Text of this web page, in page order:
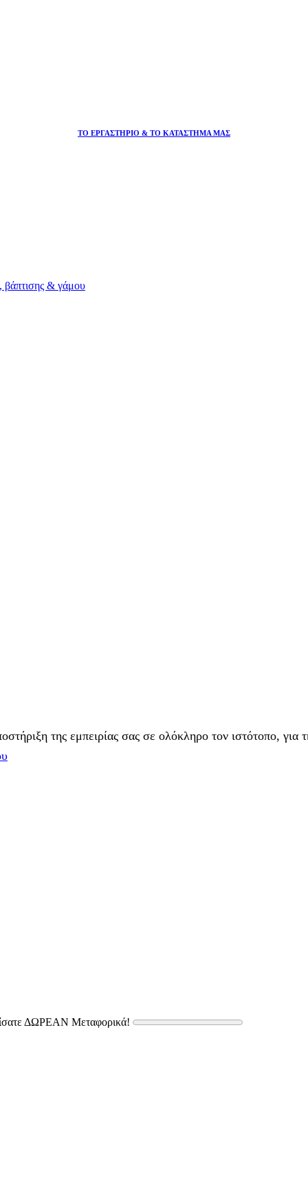
ΤΟ ΕΡΓΑΣΤΗΡΙΟ & ΤΟ ΚΑΤΑΣΤΗΜΑ ΜΑΣ
της εμπειρίας σας σε ολόκληρο τον ιστότοπο, για
ΔΩΡΕΑΝ Μεταφορικά!